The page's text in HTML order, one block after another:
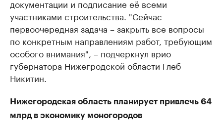
документации и подписание её всеми
участниками строительства. "Сейчас
первоочередная задача – закрыть все вопросы
по конкретным направлениям работ, требующим
особого внимания", – подчеркнул врио
губернатора Нижегродской области Глеб
Никитин.
Нижегородская область планирует привлечь 64
млрд в экономику моногородов